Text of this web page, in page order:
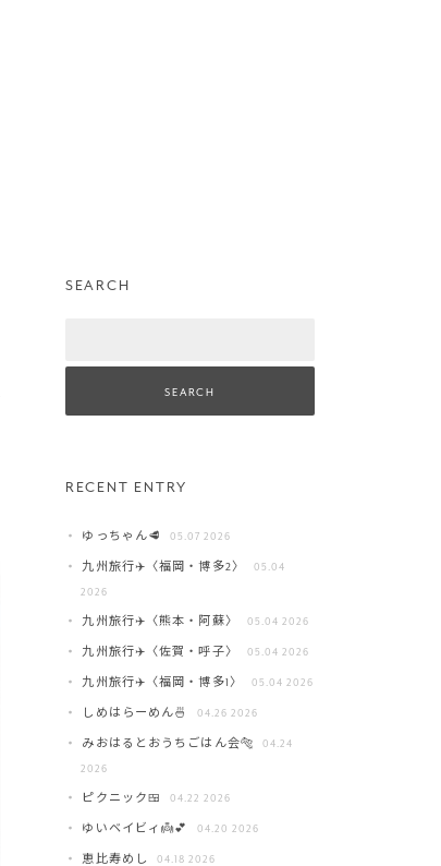
SEARCH
RECENT ENTRY
ゆっちゃん🥩 05.07 2026
九州旅行✈️〈福岡・博多2〉 05.04
2026
九州旅行✈️〈熊本・阿蘇〉 05.04 2026
九州旅行✈️〈佐賀・呼子〉 05.04 2026
九州旅行✈️〈福岡・博多1〉 05.04 2026
しめはらーめん🍜 04.26 2026
みおはるとおうちごはん会🐅 04.24
2026
ピクニック🍱 04.22 2026
ゆいベイビィ👼💕 04.20 2026
恵比寿めし 04.18 2026